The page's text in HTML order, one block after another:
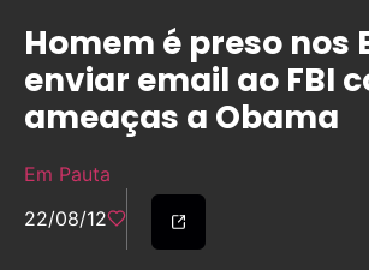
Homem é preso nos
enviar email ao FBI
ameaças a Obama
Em Pauta
22/08/12